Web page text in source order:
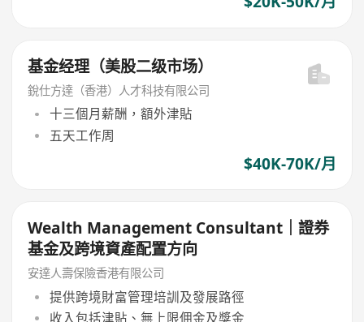
基金经理（美股二级市场）
銳仕方達（香港）人才科技有限公司
十三個月薪酬，額外津貼
五天工作周
$40K-70K/月
Wealth Management Consultant｜證券
基金及跨境資產配置方向
安達人壽保險香港有限公司
提供跨境財富管理培訓及發展路徑
收入包括津貼、無上限佣金及獎金